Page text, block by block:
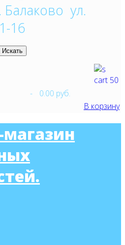
ул.
16
-
0.00 руб.
В корзину